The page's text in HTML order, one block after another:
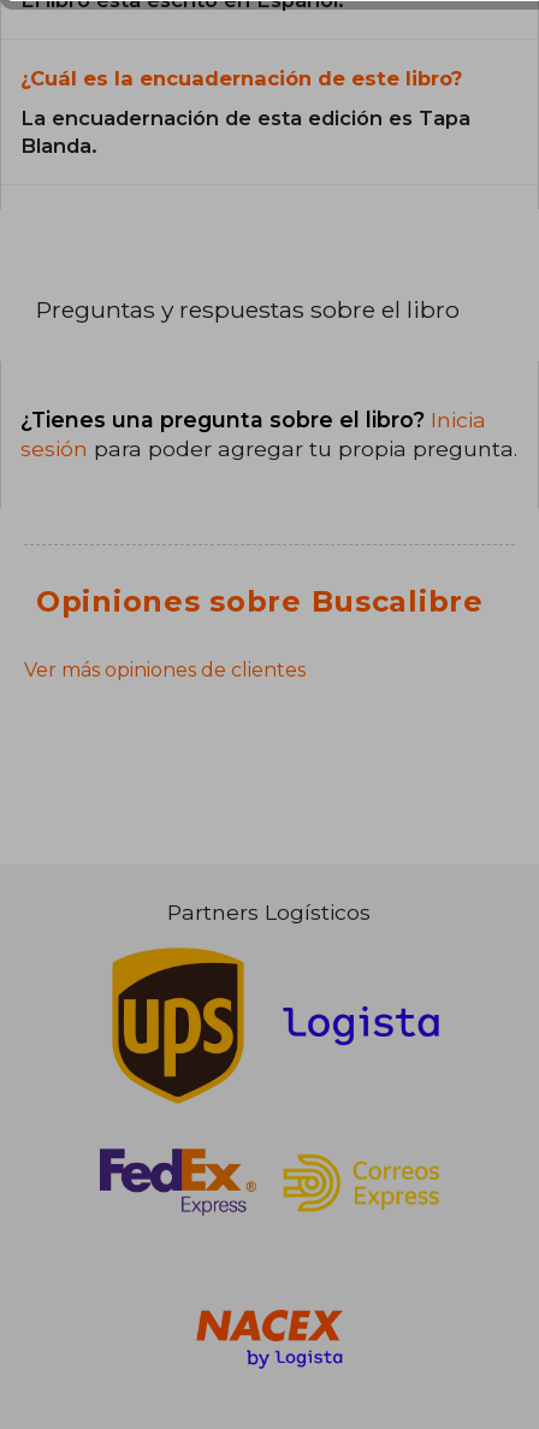
¿Cuál es la encuadernación de este libro?
La encuadernación de esta edición es Tapa
Blanda.
Preguntas y respuestas sobre el libro
¿Tienes una pregunta sobre el libro? Inicia
sesión para poder agregar tu propia pregunta.
Opiniones sobre Buscalibre
Ver más opiniones de clientes
Partners Logísticos